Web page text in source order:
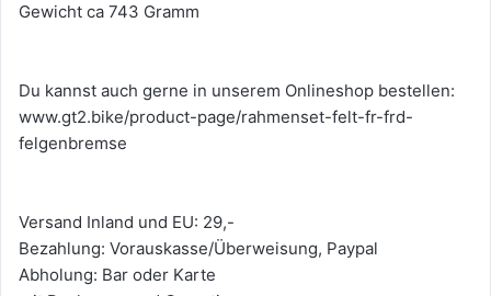
Gewicht ca 743 Gramm
Du kannst auch gerne in unserem Onlineshop bestellen:
www.gt2.bike/product-page/rahmenset-felt-fr-frd-
felgenbremse
Versand Inland und EU: 29,-
Bezahlung: Vorauskasse/Überweisung, Paypal
Abholung: Bar oder Karte